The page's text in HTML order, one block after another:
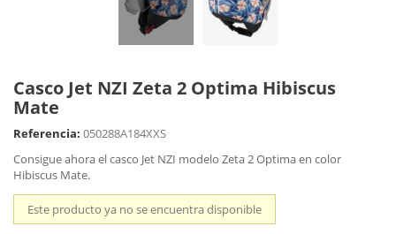
Casco Jet NZI Zeta 2 Optima Hibiscus
Mate
Referencia: 050288A184XXS
Consigue ahora el casco Jet NZI modelo Zeta 2 Optima en color
Hibiscus Mate.
Este producto ya no se encuentra disponible